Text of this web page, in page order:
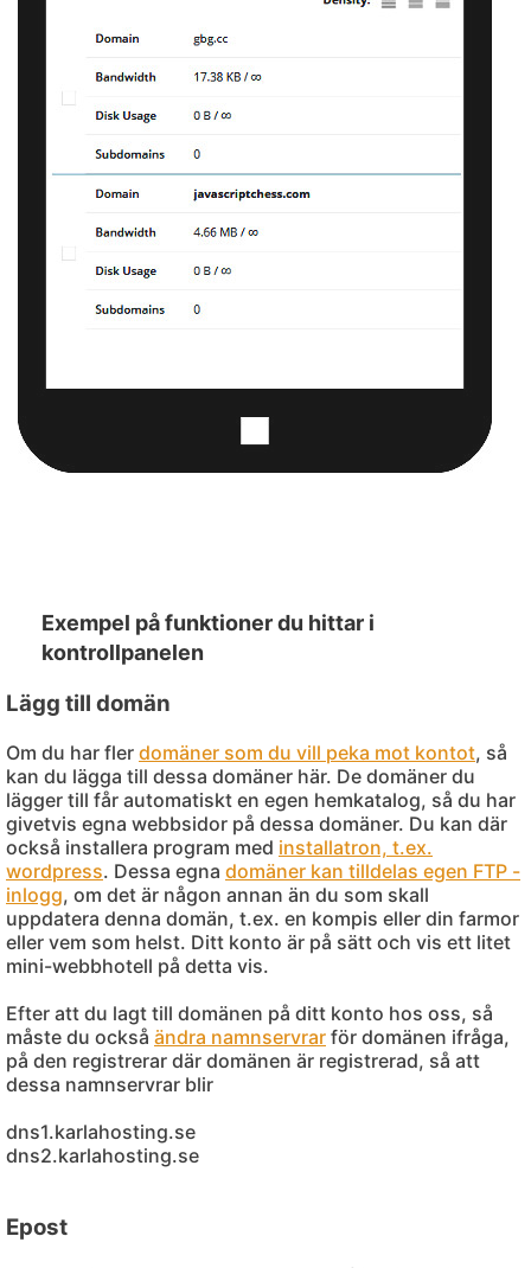
Exempel på funktioner du hittar i
kontrollpanelen
Lägg till domän
Om du har fler domäner som du vill peka mot kontot, så
kan du lägga till dessa domäner här. De domäner du
lägger till får automatiskt en egen hemkatalog, så du har
givetvis egna webbsidor på dessa domäner. Du kan där
också installera program med installatron, t.ex.
wordpress. Dessa egna domäner kan tilldelas egen FTP -
inlogg, om det är någon annan än du som skall
uppdatera denna domän, t.ex. en kompis eller din farmor
eller vem som helst. Ditt konto är på sätt och vis ett litet
mini-webbhotell på detta vis.
Efter att du lagt till domänen på ditt konto hos oss, så
måste du också ändra namnservrar för domänen ifråga,
på den registrerar där domänen är registrerad, så att
dessa namnservrar blir
dns1.karlahosting.se
dns2.karlahosting.se
Epost